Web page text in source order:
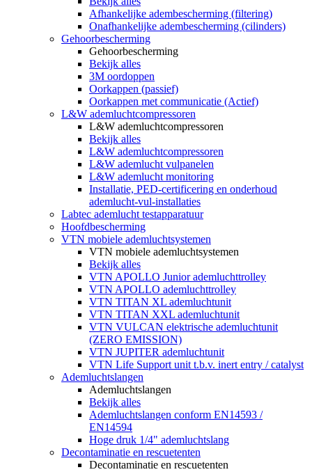
Afhankelijke adembescherming (filtering)
Onafhankelijke adembescherming (cilinders)
Gehoorbescherming
Gehoorbescherming
Bekijk alles
3M oordoppen
Oorkappen (passief)
Oorkappen met communicatie (Actief)
L&W ademluchtcompressoren
L&W ademluchtcompressoren
Bekijk alles
L&W ademluchtcompressoren
L&W ademlucht vulpanelen
L&W ademlucht monitoring
Installatie, PED-certificering en onderhoud
ademlucht-vul-installaties
Labtec ademlucht testapparatuur
Hoofdbescherming
VTN mobiele ademluchtsystemen
VTN mobiele ademluchtsystemen
Bekijk alles
VTN APOLLO Junior ademluchttrolley
VTN APOLLO ademluchttrolley
VTN TITAN XL ademluchtunit
VTN TITAN XXL ademluchtunit
VTN VULCAN elektrische ademluchtunit
(ZERO EMISSION)
VTN JUPITER ademluchtunit
VTN Life Support unit t.b.v. inert entry / catalyst
Ademluchtslangen
Ademluchtslangen
Bekijk alles
Ademluchtslangen conform EN14593 /
EN14594
Hoge druk 1/4" ademluchtslang
Decontaminatie en rescuetenten
Decontaminatie en rescuetenten